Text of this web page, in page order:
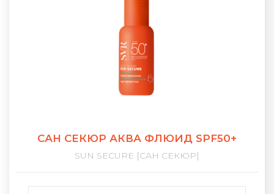
САН СЕКЮР АКВА ФЛЮИД SPF50+
SUN SECURE [САН СЕКЮР]